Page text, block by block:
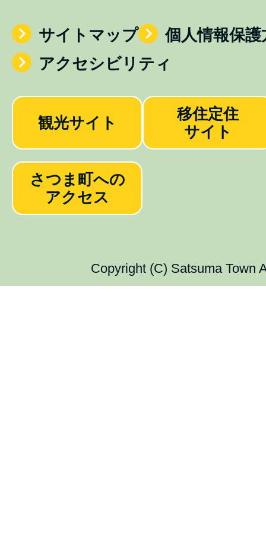
サイトマップ
個人情報保護
アクセシビリティ
観光サイト
移住定住
サイト
さつま町への
アクセス
Copyright (C) Satsuma Town